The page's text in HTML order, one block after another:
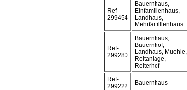
Ref-
299454
Bauernhaus,
Einfamilienhaus,
Landhaus,
Mehrfamilienhaus
Ref-
299280
Bauernhaus,
Bauernhof,
Landhaus, Muehle,
Reitanlage,
Reiterhof
Ref-
299222
Bauernhaus